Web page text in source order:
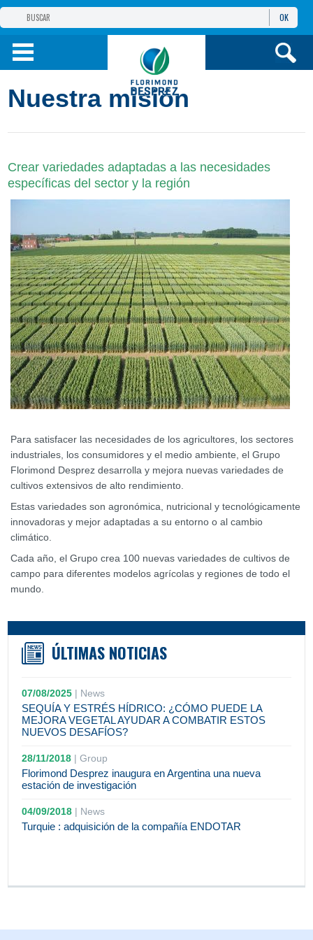
GRUPO
PRODUCTOS
OK
Nuestra misión
Crear variedades adaptadas a las necesidades
específicas del sector y la región
Para satisfacer las necesidades de los agricultores, los sectores
industriales, los consumidores y el medio ambiente, el Grupo
Florimond Desprez desarrolla y mejora nuevas variedades de
cultivos extensivos de alto rendimiento.
Estas variedades son agronómica, nutricional y tecnológicamente
innovadoras y mejor adaptadas a su entorno o al cambio
climático.
Cada año, el Grupo crea 100 nuevas variedades de cultivos de
campo para diferentes modelos agrícolas y regiones de todo el
mundo.
ÚLTIMAS NOTICIAS
07/08/2025 | News
SEQUÍA Y ESTRÉS HÍDRICO: ¿CÓMO PUEDE LA
MEJORA VEGETAL AYUDAR A COMBATIR ESTOS
NUEVOS DESAFÍOS?
28/11/2018 |Group
Florimond Desprez inaugura en Argentina una nueva
estación de investigación
04/09/2018 | News
Turquie : adquisición de la compañía ENDOTAR